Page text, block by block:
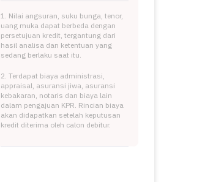
1. Nilai angsuran, suku bunga, tenor,
uang muka dapat berbeda dengan
persetujuan kredit, tergantung dari
hasil analisa dan ketentuan yang
sedang berlaku saat itu.
2. Terdapat biaya administrasi,
appraisal, asuransi jiwa, asuransi
kebakaran, notaris dan biaya lain
dalam pengajuan KPR. Rincian biaya
akan didapatkan setelah keputusan
kredit diterima oleh calon debitur.